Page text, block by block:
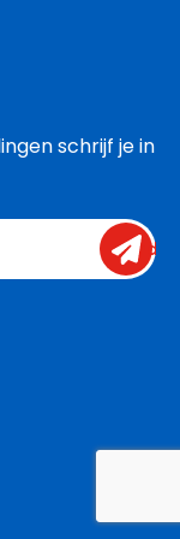
schrijf je in
send